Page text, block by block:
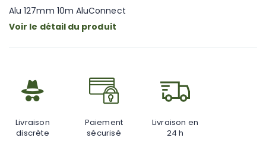
the
beginning
of
images
Alu 127mm 10m AluConnect
Voir le détail du produit
Livraison
discrète
Paiement
sécurisé
Livraison en
24 h